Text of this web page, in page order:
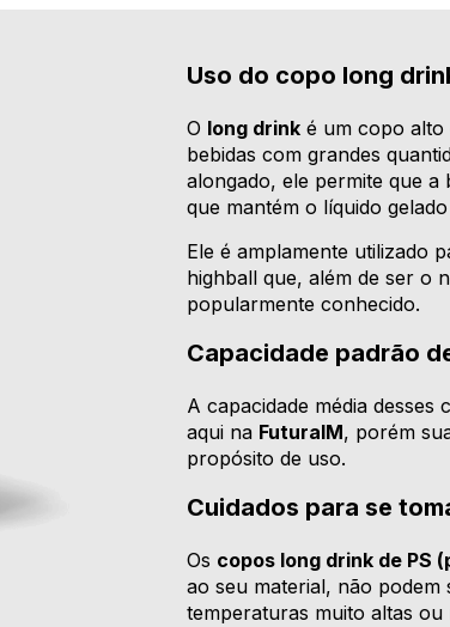
Uso do copo long
O long drink é um copo alto
bebidas com grandes
alongado, ele permite que a
que mantém o líquido
Ele é amplamente utilizado
highball que, além de ser o
popularmente conhecido.
Capacidade padrão
A capacidade média
aqui na FuturaIM, porém
propósito de uso.
Cuidados para se
Os copos long drink de PS
ao seu material, não
temperaturas muito altas